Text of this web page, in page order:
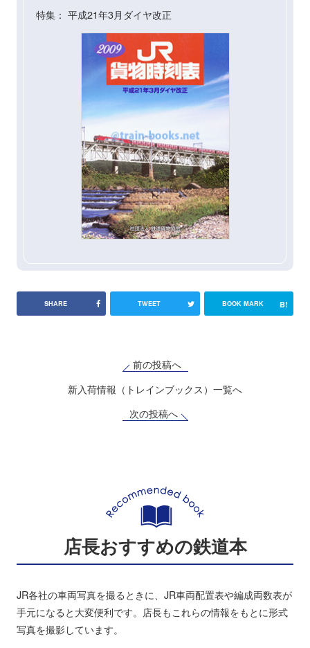
特集： 平成21年3月ダイヤ改正
SHARE TWEET BOOK MARK B!
前の投稿へ
新入荷情報（トレインブックス）一覧へ
次の投稿へ
店長おすすめの鉄道本
JR各社の車両写真を撮るときに、JR車両配置表や編成両数表が
手元になると大変便利です。店長もこれらの情報をもとに形式
写真を撮影しています。